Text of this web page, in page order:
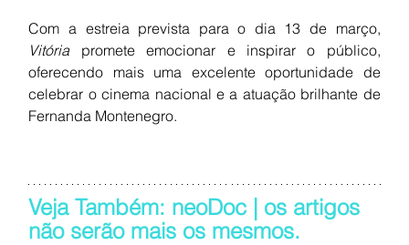
Vitória promete emocionar e inspirar o público,
oferecendo mais uma excelente oportunidade de
celebrar o cinema nacional e a atuação brilhante de
Fernanda Montenegro.
Veja Também: neoDoc | os artigos
não serão mais os mesmos.